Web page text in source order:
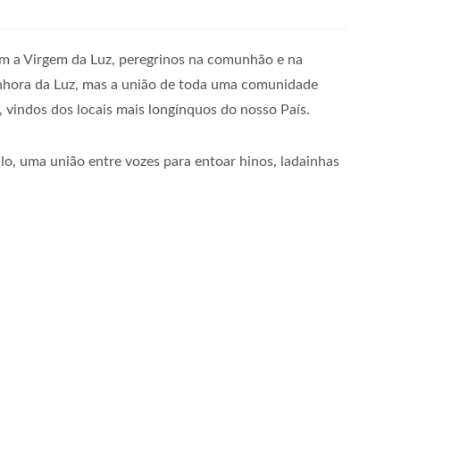
a Virgem da Luz, peregrinos na comunhão e na
da Luz, mas a união de toda uma comunidade
dos locais mais longínquos do nosso País.
uma união entre vozes para entoar hinos, ladainhas